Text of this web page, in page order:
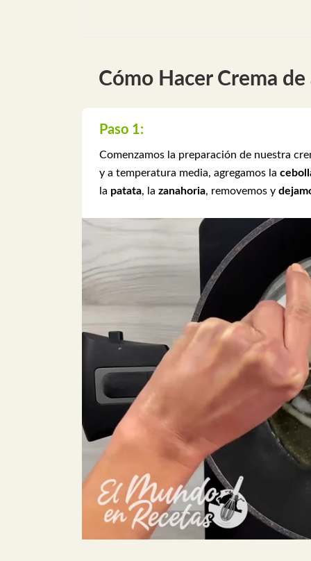
Cómo Hacer Crema de
Paso 1:
Comenzamos la preparación de nuestra
y a temperatura media, agregamos la
la patata, la zanahoria, removemos y